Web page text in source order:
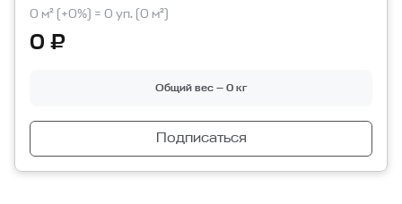
0 м² (+0%) = 0 уп. (0 м²)
0 ₽
Общий вес — 0 кг
Подписаться